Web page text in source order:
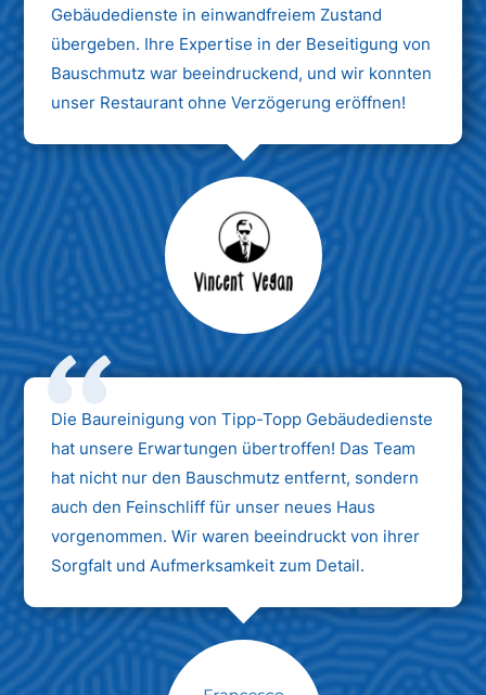
Gebäudedienste in einwandfreiem Zustand
übergeben. Ihre Expertise in der Beseitigung von
Bauschmutz war beeindruckend, und wir konnten
unser Restaurant ohne Verzögerung eröffnen!
Max Mustermann
Unternehmen AG
Die Baureinigung von Tipp-Topp Gebäudedienste
hat unsere Erwartungen übertroffen! Das Team
hat nicht nur den Bauschmutz entfernt, sondern
auch den Feinschliff für unser neues Haus
vorgenommen. Wir waren beeindruckt von ihrer
Sorgfalt und Aufmerksamkeit zum Detail.